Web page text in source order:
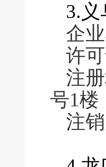
3.
企
许
注
号1楼
注